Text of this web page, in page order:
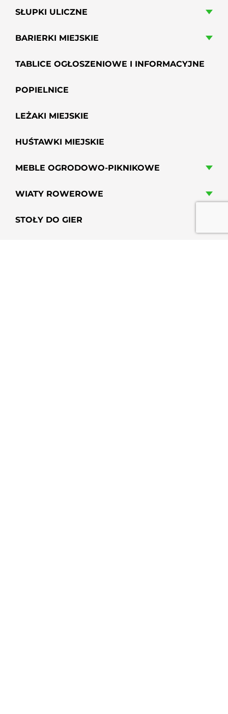
SŁUPKI ULICZNE
BARIERKI MIEJSKIE
TABLICE OGŁOSZENIOWE I INFORMACYJNE
POPIELNICE
LEŻAKI MIEJSKIE
HUŚTAWKI MIEJSKIE
MEBLE OGRODOWO-PIKNIKOWE
WIATY ROWEROWE
STOŁY DO GIER